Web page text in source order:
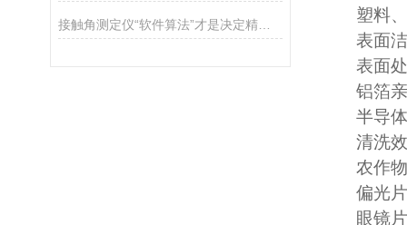
接触角测定仪“软件算法”才是决定精度的灵魂
塑料
表面
表面
铝箔
半导
清洗
农作
偏光
眼镜